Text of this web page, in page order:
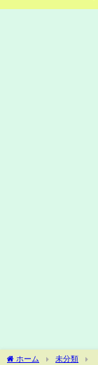
ホーム 未分類